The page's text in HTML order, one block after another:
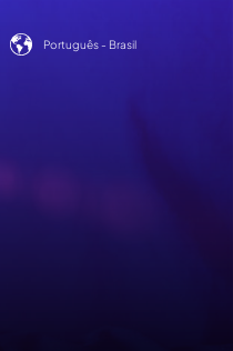
Português - Brasil